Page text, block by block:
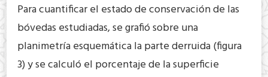
Para cuantificar el estado de conservación de las
bóvedas estudiadas, se grafió sobre una
planimetría esquemática la parte derruida (figura
3) y se calculó el porcentaje de la superficie